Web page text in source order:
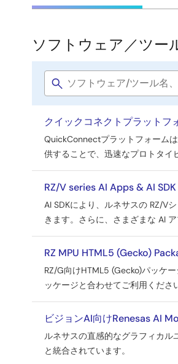
開
発
ソ
フ
ト
ェ
ア
／
ツ
ー
ル
ソフトウェア／ツー
Software
title
クイックコネクトプラットフ
QuickConnectプラットフォーム
供することで、迅速なプロトタイ
RZ/V series AI Apps & AI
AI SDKにより、ルネサスの RZ/V
きます。さらに、さまざまな AI
RZ MPU HTML5 (Gecko)
RZ/G向けHTML5 (Gecko)パッケ
ッケージと合わせてご利用くださ
ビジョンAI向けRenesas AI
ルネサスの直感的なグラフィカル
と統合されています。